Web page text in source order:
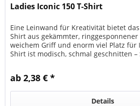
Ladies Iconic 150 T-Shirt
Eine Leinwand für Kreativität bietet
Shirt aus gekämmter,
weichem Griff und enorm viel Platz für
Shirt ist modisch, schmal geschnitten –
ab 2,38 € *
Details